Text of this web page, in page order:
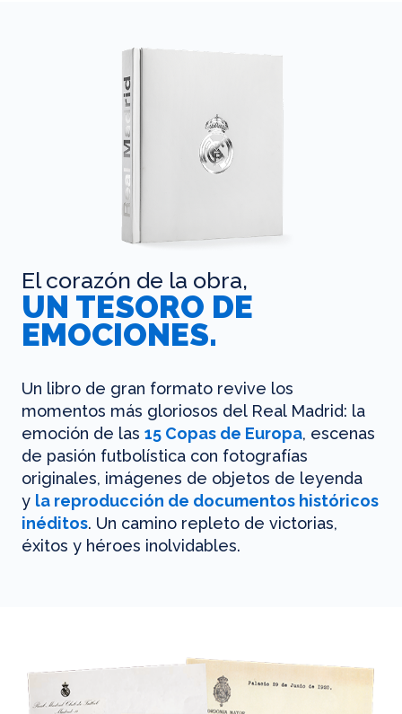
El corazón de la obra,
UN TESORO DE
EMOCIONES.
Un libro de gran formato revive los
momentos más gloriosos del Real Madrid: la
emoción de las 15 Copas de Europa, escenas
de pasión futbolística con fotografías
originales, imágenes de objetos de leyenda
y la reproducción de documentos históricos
inéditos. Un camino repleto de victorias,
éxitos y héroes inolvidables.